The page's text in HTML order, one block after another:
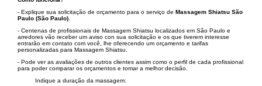
- Explique sua solicitação de orçamento para o serviço de Massagem Shiatsu São
Paulo (São Paulo)
- Centenas de profissionais de Massagem Shiatsu localizados em São Paulo e
arredores vão receber um aviso con sua solicitação e os que tiverem interesse
entrarão em contato com você, lhe oferecendo um orçamento e tarifas
personalizadas para Massagem Shiatsu.
- Pode ver as avaliações de outros clientes assim como o perfil de cada profissional
para poder comparar os orçamentos e tomar a melhor decisão.
Indique a duração da massagem: